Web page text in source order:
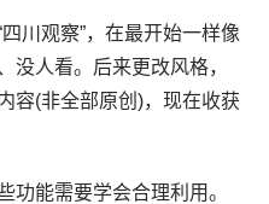
川观察”，在最开始一样像
没人看。后来更改风格，
容(非全部原创)，现在收获
功能需要学会合理利用。